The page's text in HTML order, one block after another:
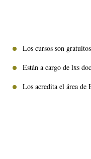
Los cursos son
Están a cargo de lxs
Los acredita el área de